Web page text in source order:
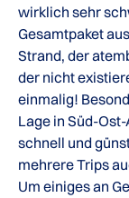
wirklich sehr
Gesamtpaket
Strand, der
der nicht
einmalig!
Lage in Süd-
schnell und
mehrere Trips
Um einiges an